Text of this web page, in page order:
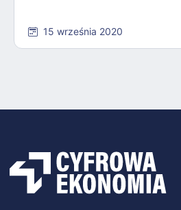
15 września 2020